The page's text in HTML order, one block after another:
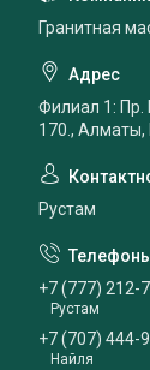
Гранитная
Филиал 1: Пр.
170., Алматы,
Рустам
+7 (777) 212-
Рустам
+7 (707) 444-
Найля